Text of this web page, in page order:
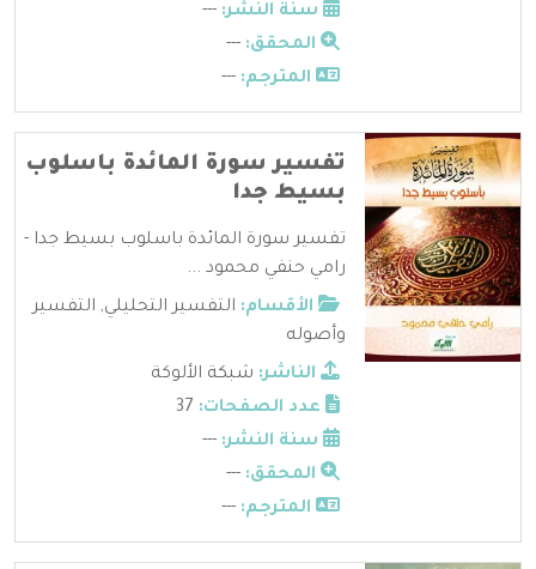
سنة النشر: ---
المحقق: ---
المترجم: ---
تفسير سورة المائدة باسلوب
بسيط جدا
تفسير سورة المائدة باسلوب بسيط جدا -
رامي حنفي محمود ...
الأقسام: التفسير التحليلي, التفسير
وأصوله
الناشر: شبكة الألوكة
عدد الصفحات:
سنة النشر: ---
المحقق: ---
المترجم: ---